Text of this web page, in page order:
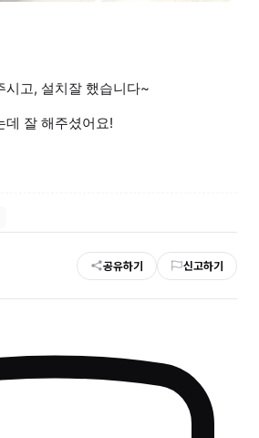
시고, 설치잘 했습니다~
데 잘 해주셨어요!
공유하기 신고하기